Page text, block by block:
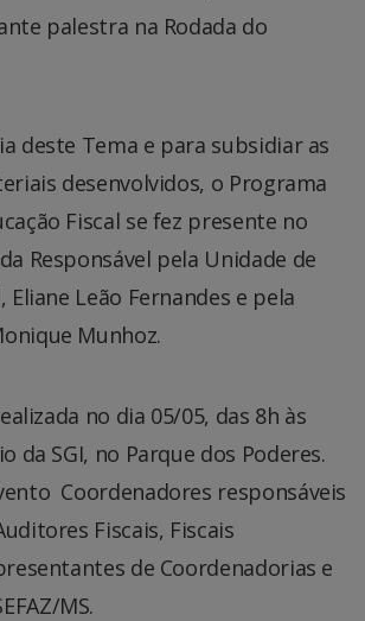
palestra na Rodada do
deste Tema e para subsidiar as
desenvolvidos, o Programa
Fiscal se fez presente no
Responsável pela Unidade de
Eliane Leão Fernandes e pela
Munhoz.
no dia 05/05, das 8h às
da SGI, no Parque dos Poderes.
Coordenadores responsáveis
Fiscais, Fiscais
de Coordenadorias e
MS.